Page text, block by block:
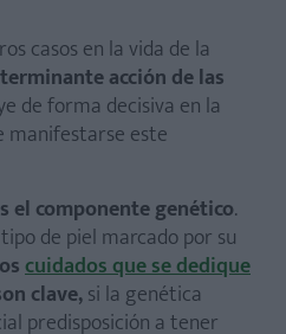
casos en la vida de la
acción de las
de forma decisiva en la
manifestarse este
el componente genético.
de piel marcado por su
cuidados que se dedique
clave,si la genética
predisposición a tener